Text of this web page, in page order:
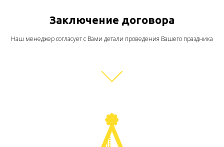
Заключение договора
Наш менеджер согласует с Вами детали проведения Вашего праздника